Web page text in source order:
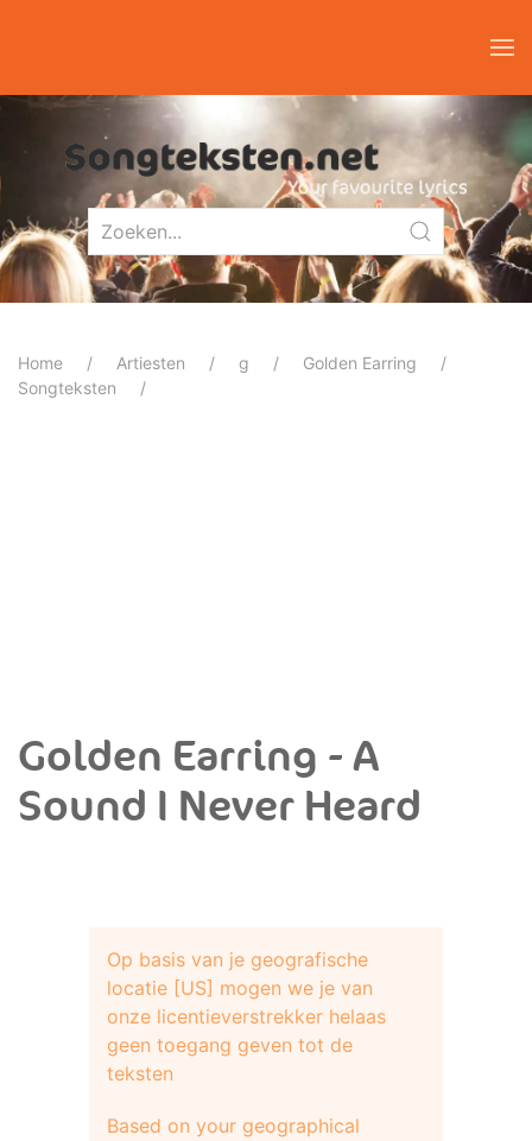
Home Artiesten g
Golden Earring
Songteksten
Golden Earring - A
Sound I Never Heard
Op basis van je geografische
locatie [US] mogen we je van
onze licentieverstrekker helaas
geen toegang geven tot de
teksten
Based on your geographical